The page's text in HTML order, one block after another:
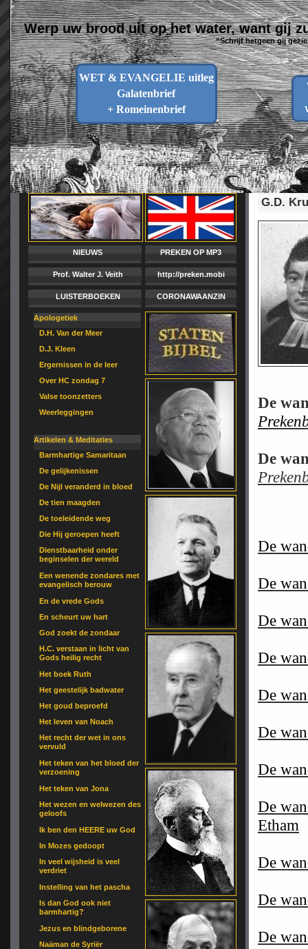
WET & EVANGELIE uitleg
Galatenbrief
+ Romeinenbrief
Werp uw brood uit op het water, want gij
“Schrijf hetgeen gij
NIEUWS
Prof. Walter J. Veith
LUISTERBOEKEN
Apologetiek
D.H. Van der Meer
D.J. Kleen
Ergernissen in de leer
Over HC zondag 7
Valse toonzetters
Weerleggingen
Artikelen & Meditaties
Barmhartige Samaritaan
De gelijkenissen
De Nijl veranderd in bloed
De tien maagden
De toeleidende weg
Die Hij geroepen heeft
Dienstbaarheid onder
beginselen der wereld
Een wenende zondares met
evangelisch berouw
En de vrede Gods
En scheurt uw hart
God zoekt de zondaar
H.C. verstaan in licht van
Gods heilig recht
Het boek Ruth
Het geestelijk badwater
Het goud beproefd
Het leven van Noach
Het recht der wet in ons
vervuld
Het teken van het bloed der
verzoening
Het teken van Jona
Het wezen en welwezen des
geloofs
Ik ben den HEERE uw God
In Mozes gedoopt
In veel wijsheid is veel
verdriet
Instelling van het pascha
Is dan God ook niet
barmhartig?
Jezus en blindgeborene
Naäman de Syriër
PREKEN OP MP3
http://preken.mobi
CORONAWAANZIN
G.D.
De
De
De
De
De
De
De
De
De
De
Etham
De
De
De